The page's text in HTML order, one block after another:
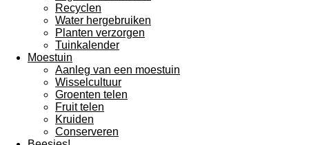
Recyclen
Water hergebruiken
Planten verzorgen
Tuinkalender
Moestuin
Aanleg van een moestuin
Wisselcultuur
Groenten telen
Fruit telen
Kruiden
Conserveren